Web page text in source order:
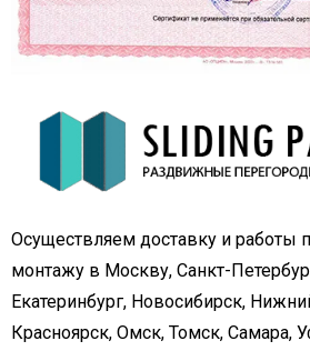
Осуществляем доставку и работы
монтажу в Москву, Санкт-
Екатеринбург, Новосибирск,
Красноярск, Омск, Томск, Самара,